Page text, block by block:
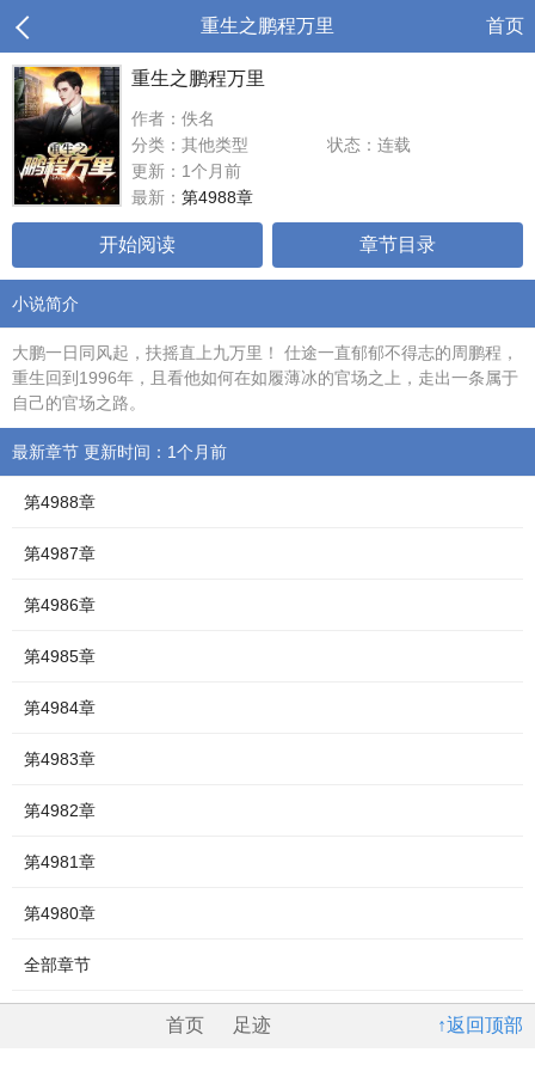
重生之鹏程万里 首页
重生之鹏程万里
作者：佚名
分类：其他类型
状态：连载
更新：1个月前
最新： 第4988章
开始阅读 章节目录
小说简介
大鹏一日同风起，扶摇直上九万里！ 仕途一直郁郁不得志的周鹏程，
重生回到1996年，且看他如何在如履薄冰的官场之上，走出一条属于
自己的官场之路。
最新章节 更新时间：1个月前
第4988章
第4987章
第4986章
第4985章
第4984章
第4983章
第4982章
第4981章
第4980章
全部章节
↑返回顶部
首页 足迹